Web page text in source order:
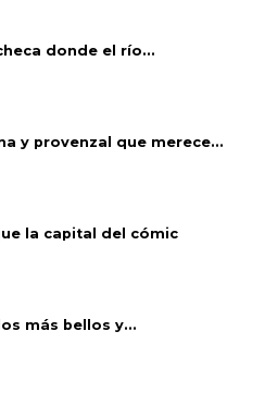
donde el río...
y provenzal que merece...
la capital del cómic
más bellos y...